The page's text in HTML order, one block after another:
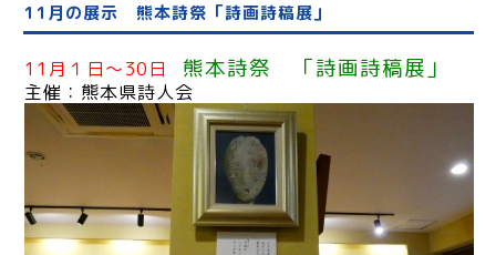
11月の展示 熊本詩祭「詩画詩稿展」
11月１日〜30日 熊本詩祭 「詩画詩稿展」
主催：熊本県詩人会